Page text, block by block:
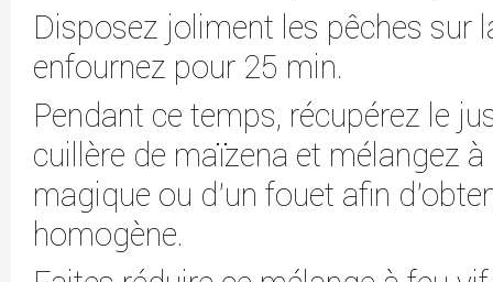
Disposez joliment les pêches sur
enfournez pour 25 min.
Pendant ce temps, récupérez le
cuillère de maïzena et mélangez
magique ou d'un fouet afin
homogène.